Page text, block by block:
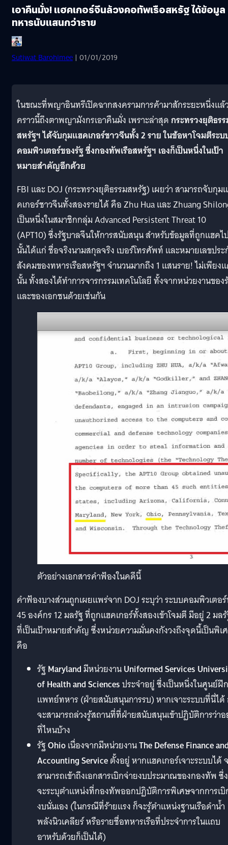
เอาคืนมั่ง! แฮคเกอร์จีนล้วงคอทัพเรือสหรัฐ ได้ข้อมูล
ทหารนับแสนกว่าราย
Sutiwat Barohimee | 01/01/2019
ในขณะที่พญาอินทรีเปิดฉากสงครามการค้ามาสักระยะหนึ่งแล้
คราวนี้ถึงตาพญามังกรเอาคืนมั่ง เพราะล่าสุดกระทรวงยุติธร
สหรัฐฯ ได้จับกุมแฮคเกอร์ชาวจีนทั้ง 2 ราย ในข้อหาโจมตีระบ
คอมพิวเตอร์ของรัฐ ซึ่งกองทัพเรือสหรัฐฯ เองก็เป็นหนึ่งในเป้า
หมายสำคัญอีกด้วย
FBI และ DOJ (กระทรวงยุติธรรมสหรัฐ) เผยว่า สามารถจับกุม
คเกอร์ชาวจีนทั้งสองรายได้ คือ Zhu Hua และ Zhuang
เป็นหนึ่งในสมาชิกกลุ่ม Advanced Persistent Threat 10
(APT10) ซึ่งรัฐบาลจีนให้การสนับสนุน สำหรับข้อมูลที่ถูกแฮคไ
นั้นได้แก่ ชื่อจริงนามสกุลจริง เบอร์โทรศัพท์ และหมายเลขปร
สังคมของทหารเรือสหรัฐฯ จำนวนมากถึง 1 แสนราย! ไม่เพียง
นั้น ทั้งสองได้ทำการจารกรรมเทคโนโลยี ทั้งจากหน่วยงานของ
และของเอกชนด้วยเช่นกัน
ตัวอย่างเอกสารคำฟ้องในคดีนี้
คำฟ้องบางส่วนถูกเผยแพร่จาก DOJ ระบุว่า ระบบคอมพิวเตอ
45 องค์กร 12 มลรัฐ ที่ถูกแฮคเกอร์ทั้งสองเข้าโจมตี มีอยู่ 2 มล
ที่เป็นเป้าหมายสำคัญ ซี่งหน่วยความมั่นคงกังวงถึงจุดนี้เป็นพิเ
คือ
รัฐMarylandมีหน่วยงานUniformed Services
of Health and Sciencesประจำอยู่ ซึ่งเป็นหนึ่งในศูนย์ฝึก
แพทย์ทหาร (ฝ่ายสนับสนุนการรบ) หากเจาะระบบที่นี่ได้
จะสามารถล่วงรู้สถานที่ที่ฝ่ายสนับสนุนเข้าปฏิบัติการว่า
ที่ไหนบ้าง
รัฐOhioเนื่องจากมีหน่วยงานThe Defense Finance
Accounting Serviceตั้งอยู่ หากแฮคเกอร์เจาะระบบได้
สามารถเข้าถึงเอกสารเบิกจ่ายงบประมาณของกองทัพ ซึ่ง
จะระบุตำแหน่งที่กองทัพออกปฏิบัติการพิเศษจากการเ
งบนั่นเอง (ในกรณีที่ร้ายแรง ก็จะรู้ตำแหน่งฐานเรือดำน้ำ
พลังนิวเคลียร์ หรือรายชื่อทหารเรือที่ประจำการในแถบ
อาหรับด้วยก็เป็นได้)